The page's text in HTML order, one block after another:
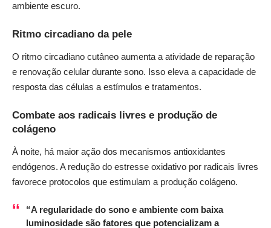
ambiente escuro.
Ritmo circadiano da pele
O ritmo circadiano cutâneo aumenta a atividade de reparação
e renovação celular durante sono. Isso eleva a capacidade de
resposta das células a estímulos e tratamentos.
Combate aos radicais livres e produção de
colágeno
À noite, há maior ação dos mecanismos antioxidantes
endógenos. A redução do estresse oxidativo por radicais livres
favorece protocolos que estimulam a produção colágeno.
“A regularidade do sono e ambiente com baixa
luminosidade são fatores que potencializam a